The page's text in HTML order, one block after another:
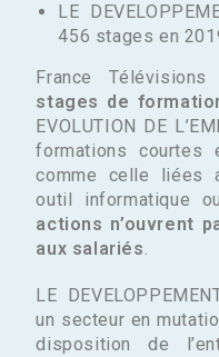
LE
456 stages en
France Télévisions
stages de
EVOLUTION DE
formations courtes
comme celle liées
outil informatique
actions n’ouvrent
aux salariés.
LE
un secteur en
disposition de